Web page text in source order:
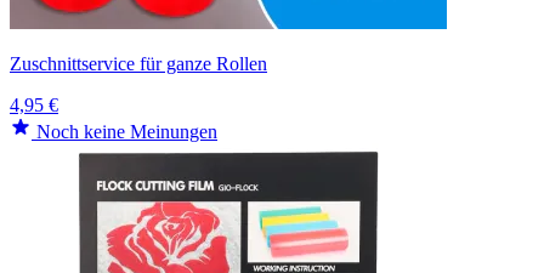
Zuschnittservice für ganze Rollen
4,95 €
Noch keine Meinungen